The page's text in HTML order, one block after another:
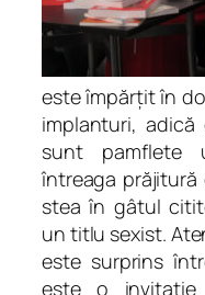
e
e
s
e
x
.
P
a
m
este împărțit în
implanturi,
sunt pamflete
întreaga prăjitură
stea în gâtul
un titlu sexist.
este surprins
este o